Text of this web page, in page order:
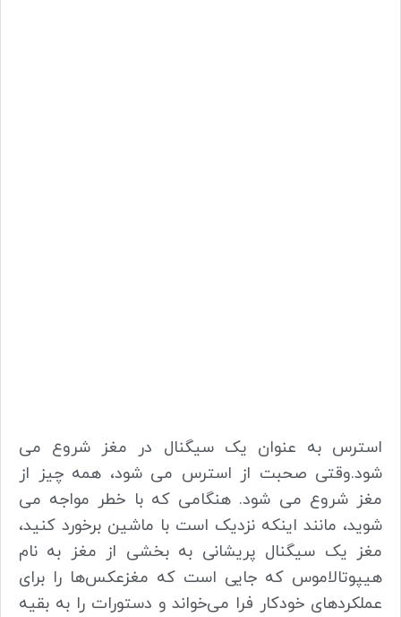
استرس به عنوان یک سیگنال در مغز شروع می
شود.وقتی صحبت از استرس می شود، همه چیز از
مغز شروع می شود. هنگامی که با خطر مواجه می
شوید، مانند اینکه نزدیک است با ماشین برخورد کنید،
مغز یک سیگنال پریشانی به بخشی از مغز به نام
هیپوتالاموس که جایی است که مغزعکس‌ها را برای
عملکردهای خودکار فرا می‌خواند و دستورات را به بقیه